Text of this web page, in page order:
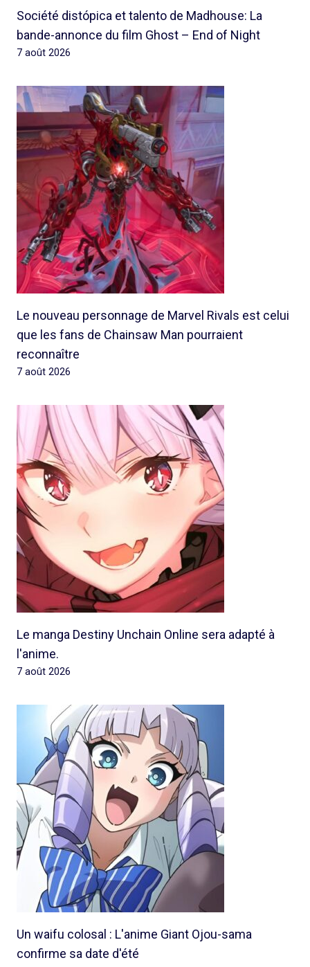
Société distópica et talento de Madhouse: La
bande-annonce du film Ghost – End of Night
7 août 2026
Le nouveau personnage de Marvel Rivals est celui
que les fans de Chainsaw Man pourraient
reconnaître
7 août 2026
Le manga Destiny Unchain Online sera adapté à
l'anime.
7 août 2026
Un waifu colosal : L'anime Giant Ojou-sama
confirme sa date d'été